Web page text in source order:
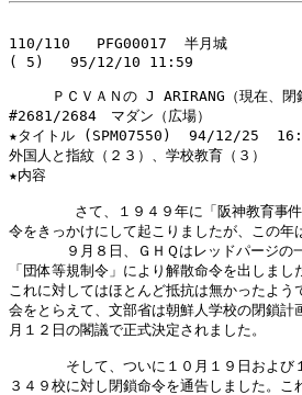
110/110   PFG00017  半月城
( 5)   95/12/10 11:59
ＰＣＶＡＮの J ARIRANG（現在、閉鎖
#2681/2684　マダン（広場）
★タイトル (SPM07550)  94/12/25
外国人と指紋（２３）、学校教育（３）　　
★内容
さて、１９４９年に「阪神教育事件」
令をきっかけにして起こりましたが、この
９月８日、ＧＨＱはレッドパージの一
「団体等規制令」により解散命令を出しま
これに対してはほとんど抵抗は無かったよ
会をとらえて、文部省は朝鮮人学校の閉鎖
月１２日の閣議で正式決定されました。
そして、ついに１０月１９日および１
３４９校に対し閉鎖命令を通告しました。